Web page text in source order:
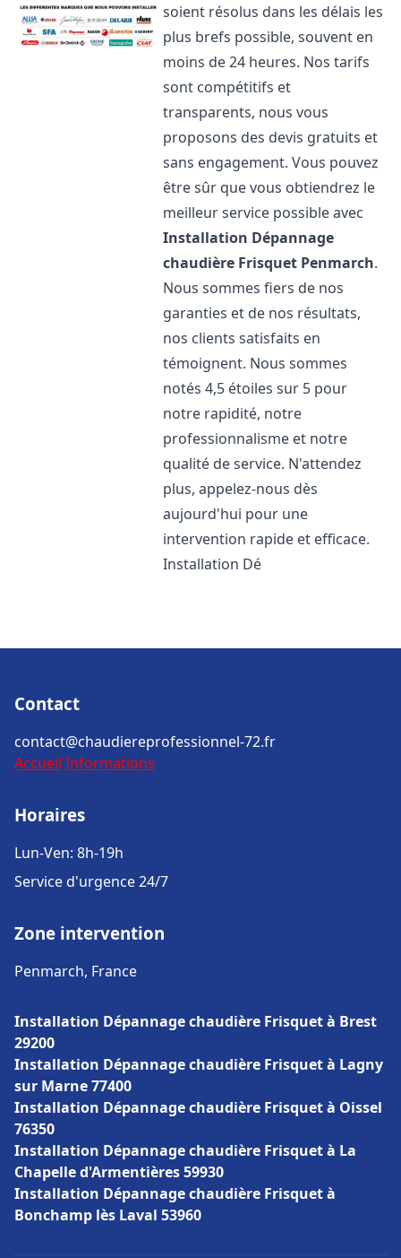
soient résolus dans les délais les
plus brefs possible, souvent en
moins de 24 heures. Nos tarifs
sont compétitifs et
transparents, nous vous
proposons des devis gratuits et
sans engagement. Vous pouvez
être sûr que vous obtiendrez le
meilleur service possible avec
Installation Dépannage
chaudière Frisquet Penmarch.
Nous sommes fiers de nos
garanties et de nos résultats,
nos clients satisfaits en
témoignent. Nous sommes
notés 4,5 étoiles sur 5 pour
notre rapidité, notre
professionnalisme et notre
qualité de service. N'attendez
plus, appelez-nous dès
aujourd'hui pour une
intervention rapide et efficace.
Installation Dé
Contact
contact@chaudiereprofessionnel-72.fr
Accueil Informations
Horaires
Lun-Ven: 8h-19h
Service d'urgence 24/7
Zone intervention
Penmarch, France
Installation Dépannage chaudière Frisquet à Brest
29200
Installation Dépannage chaudière Frisquet à Lagny
sur Marne 77400
Installation Dépannage chaudière Frisquet à Oissel
76350
Installation Dépannage chaudière Frisquet à La
Chapelle d'Armentières 59930
Installation Dépannage chaudière Frisquet à
Bonchamp lès Laval 53960